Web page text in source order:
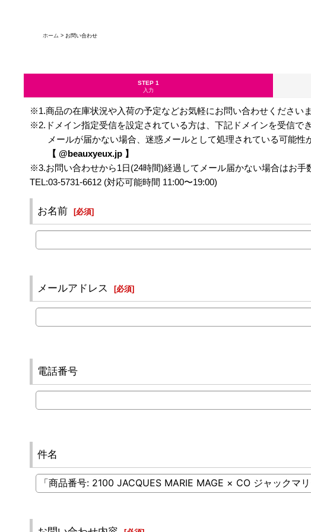
ホーム > お問い合わせ
STEP 1
入力
※1.商品の在庫状況や入荷の予定などお気軽にお問い合わせくださいま
※2.ドメイン指定受信を設定されている方は、下記ドメインを受信で
メールが届かない場合、迷惑メールとして処理されている可能性
【 @beauxyeux.jp 】
※3.お問い合わせから1日(24時間)経過してメール届かない場合はお手
TEL:03-5731-6612 (対応可能時間 11:00〜19:00)
お名前 [必須]
メールアドレス [必須]
電話番号
件名